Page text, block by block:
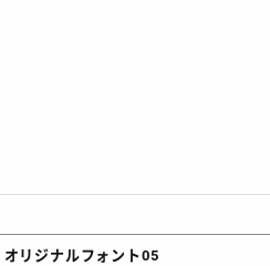
オリジナルフォント05